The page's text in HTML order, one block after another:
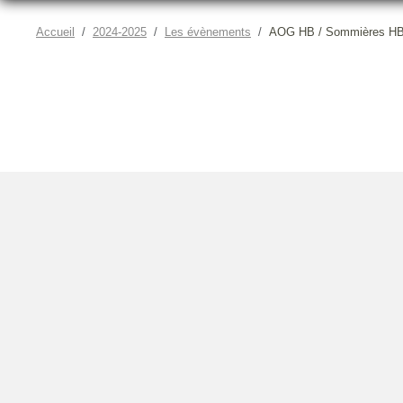
Accueil 2024-2025 Les évènements AOG HB / Sommières